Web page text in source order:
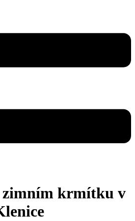
zimním krmítku v